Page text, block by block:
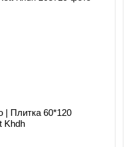
| Плитка 60*120
Khdh